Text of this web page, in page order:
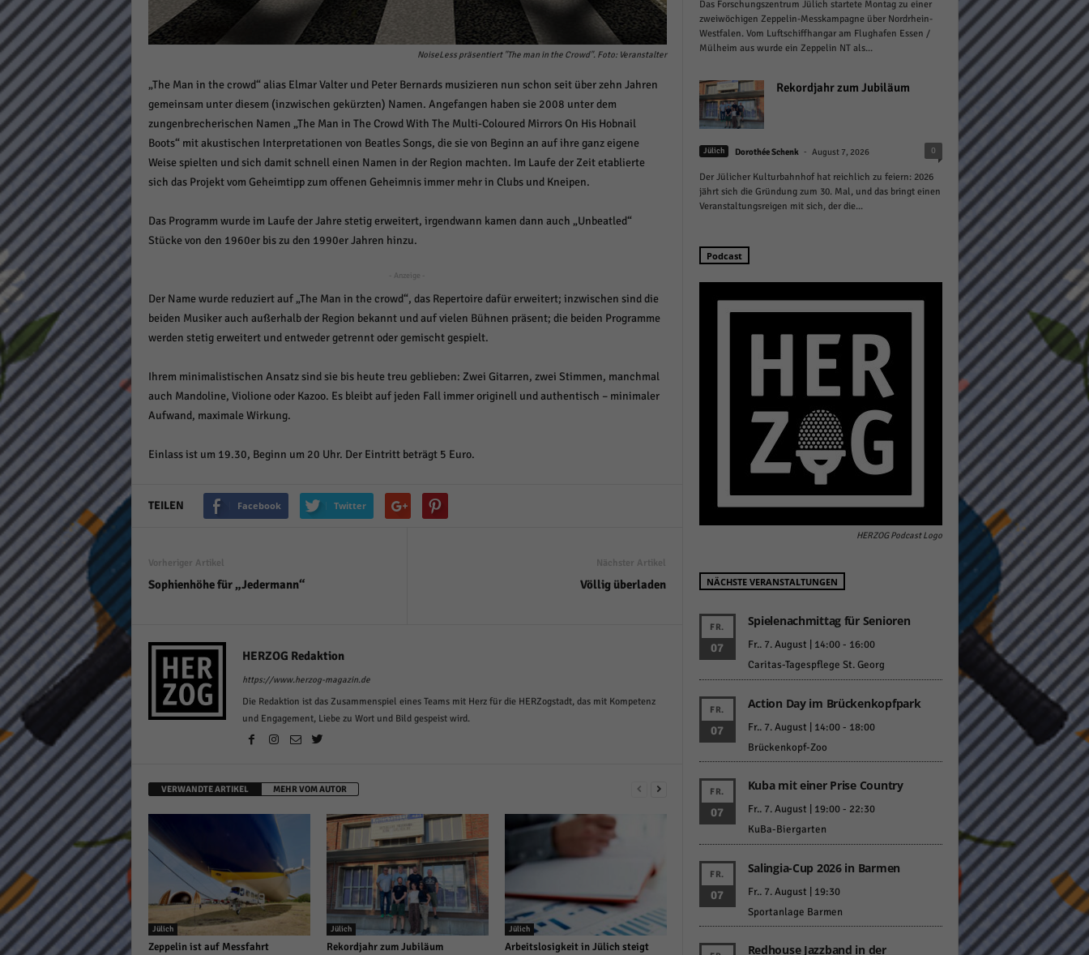
NoiseLess präsentiert "The man in the Crowd". Foto: Veranstalter
„The Man in the crowd“ alias Elmar Valter und Peter Bernards musizieren nun schon seit über zehn Jahren
gemeinsam unter diesem (inzwischen gekürzten) Namen. Angefangen haben sie 2008 unter dem
zungenbrecherischen Namen „The Man in The Crowd With The Multi-Coloured Mirrors On His Hobnail
Boots“ mit akustischen Interpretationen von Beatles Songs, die sie von Beginn an auf ihre ganz eigene
Weise spielten und sich damit schnell einen Namen in der Region machten. Im Laufe der Zeit etablierte
sich das Projekt vom Geheimtipp zum offenen Geheimnis immer mehr in Clubs und Kneipen.
Das Programm wurde im Laufe der Jahre stetig erweitert, irgendwann kamen dann auch „Unbeatled“
Stücke von den 1960er bis zu den 1990er Jahren hinzu.
- Anzeige -
Der Name wurde reduziert auf „The Man in the crowd“, das Repertoire dafür erweitert; inzwischen sind die
beiden Musiker auch außerhalb der Region bekannt und auf vielen Bühnen präsent; die beiden Programme
werden stetig erweitert und entweder getrennt oder gemischt gespielt.
Ihrem minimalistischen Ansatz sind sie bis heute treu geblieben: Zwei Gitarren, zwei Stimmen, manchmal
auch Mandoline, Violione oder Kazoo. Es bleibt auf jeden Fall immer originell und authentisch – minimaler
Aufwand, maximale Wirkung.
Einlass ist um 19.30, Beginn um 20 Uhr. Der Eintritt beträgt 5 Euro.
TEILEN Facebook Twitter
Vorheriger Artikel
Sophienhöhe für „Jedermann“
Nächster Artikel
Völlig überladen
HERZOG Redaktion
https://www.herzog-magazin.de
Die Redaktion ist das Zusammenspiel eines Teams mit Herz für die HERZogstadt, das mit Kompetenz
und Engagement, Liebe zu Wort und Bild gespeist wird.
VERWANDTE ARTIKEL MEHR VOM AUTOR
Jülich
Zeppelin ist auf Messfahrt
Jülich
Rekordjahr zum Jubiläum
Jülich
Arbeitslosigkeit in Jülich steigt
Das Forschungszentrum Jülich startete Montag zu einer
zweiwöchigen Zeppelin-Messkampagne über Nordrhein-
Westfalen. Vom Luftschiffhangar am Flughafen Essen /
Mülheim aus wurde ein Zeppelin NT als...
Rekordjahr zum Jubiläum
Jülich Dorothée Schenk - August 7, 2026 0
Der Jülicher Kulturbahnhof hat reichlich zu feiern: 2026
jährt sich die Gründung zum 30. Mal, und das bringt einen
Veranstaltungsreigen mit sich, der die...
Podcast
HERZOG Podcast Logo
NÄCHSTE VERANSTALTUNGEN
FR.
07
Spielenachmittag für Senioren
Fr.. 7. August | 14:00- 16:00
Caritas-Tagespflege St. Georg
FR.
07
Action Day im Brückenkopfpark
Fr.. 7. August | 14:00- 18:00
Brückenkopf-Zoo
FR.
07
Kuba mit einer Prise Country
Fr.. 7. August | 19:00- 22:30
KuBa-Biergarten
FR.
07
Salingia-Cup 2026 in Barmen
Fr.. 7. August | 19:30
Sportanlage Barmen
Redhouse Jazzband in der
Datenschutzeinstellungen
Essenziell (1)
Essenzielle Cookies ermöglichen grundlegende Funktionen und sind für die einwandfreie
Cookie-Informationen anzeigen
Statistiken (1) Statistiken
Statistik Cookies erfassen Informationen anonym. Diese Informationen helfen uns zu verstehen,
wie unsere Besucher unsere Website nutzen.
Cookie-Informationen anzeigen
Marketing (1)
Marketing-Cookies werden von Drittanbietern oder Publishern verwendet, um personalisierte
Werbung anzuzeigen. Sie tun dies, indem sie Besucher über Websites hinweg verfolgen.
Externe Medien (6)
keiner manuellen Einwilligung mehr.
Cookie-Informationen anzeigen
Impressum